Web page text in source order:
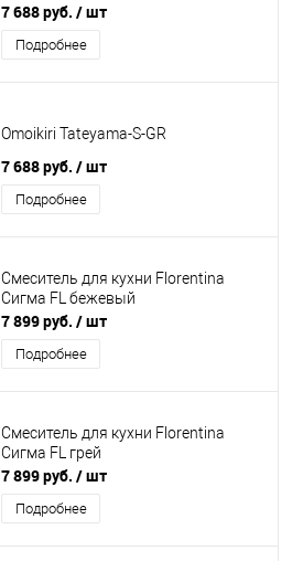
7 688 руб. / шт
Подробнее
Omoikiri Tateyama-S-GR
7 688 руб. / шт
Подробнее
Смеситель для кухни Florentina
Сигма FL бежевый
7 899 руб. / шт
Подробнее
Смеситель для кухни Florentina
Сигма FL грей
7 899 руб. / шт
Подробнее